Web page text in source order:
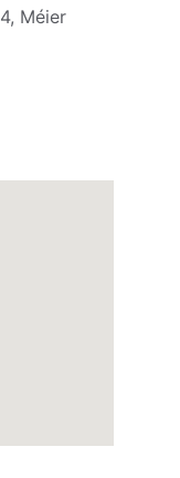
Méier